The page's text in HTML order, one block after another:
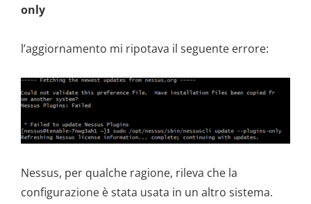
only
l’aggiornamento mi ripotava il seguente errore:
Nessus, per qualche ragione, rileva che la
configurazione è stata usata in un altro sistema.